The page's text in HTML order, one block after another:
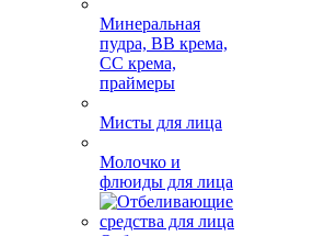
для лица
Минеральная
СС крема,
праймеры
Мисты для лица